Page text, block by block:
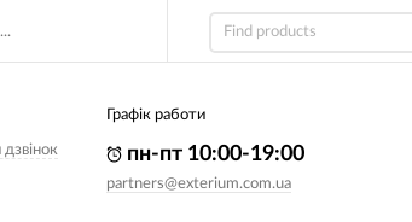
Графік работи
пн-пт 10:00-19:00
partners@exterium.com.ua